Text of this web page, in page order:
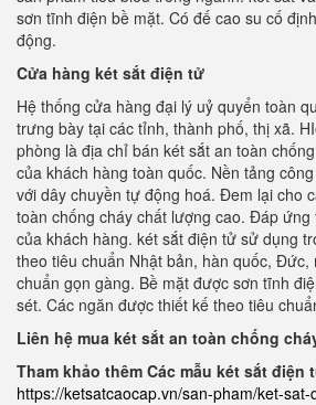
sơn tĩnh điện bề mặt. Có đế cao su cố
động.
Cửa hàng két sắt điện tử
Hệ thống cửa hàng đại lý uỷ quyển toàn
trưng bày tại các tỉnh, thành phố, thị xã.
phòng là địa chỉ bán két sắt an toàn
của khách hàng toàn quốc. Nền tảng
với dây chuyền tự động hoá. Đem lại cho
toàn chống cháy chất lượng cao. Đáp
của khách hàng. két sắt điện tử sử dụng
theo tiêu chuẩn Nhật bản, hàn quốc, Đức,
chuẩn gọn gàng. Bề mặt được sơn tĩnh
sét. Các ngăn được thiết kế theo tiêu
Liên hệ mua két sắt an toàn chống
Tham khảo thêm Các mẫu két sắt điện
https://ketsatcaocap.vn/san-pham/ket-sat-